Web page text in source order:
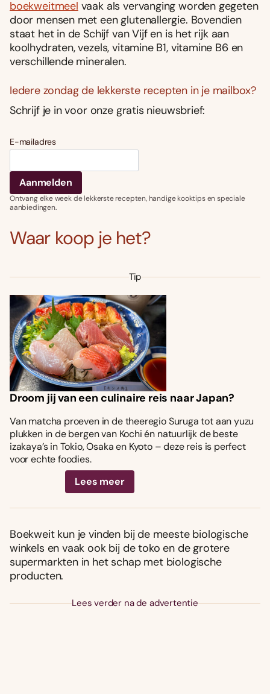
boekweitmeel vaak als vervanging worden gegeten
door mensen met een glutenallergie. Bovendien
staat het in de Schijf van Vijf en is het rijk aan
koolhydraten, vezels, vitamine B1, vitamine B6 en
verschillende mineralen.
Iedere zondag de lekkerste recepten in je mailbox?
Schrijf je in voor onze gratis nieuwsbrief:
E-mailadres
Ontvang elke week de lekkerste recepten, handige kooktips en speciale
aanbiedingen.
Waar koop je het?
Tip
Droom jij van een culinaire reis naar Japan?
Van matcha proeven in de theeregio Suruga tot aan yuzu
plukken in de bergen van Kochi én natuurlijk de beste
izakaya’s in Tokio, Osaka en Kyoto – deze reis is perfect
voor echte foodies.
Lees meer
Boekweit kun je vinden bij de meeste biologische
winkels en vaak ook bij de toko en de grotere
supermarkten in het schap met biologische
producten.
Lees verder na de advertentie